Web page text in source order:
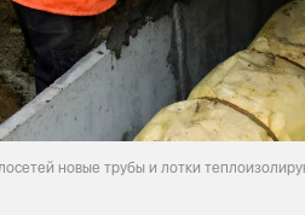
новые трубы и лотки